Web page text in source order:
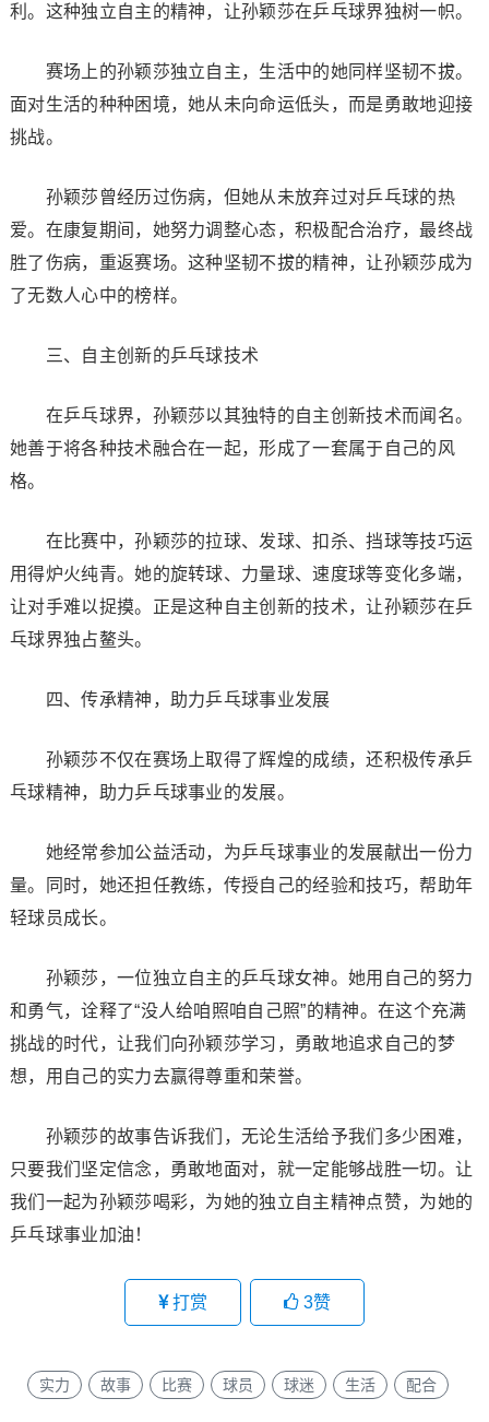
利。这种独立自主的精神，让孙颖莎在乒乓球界独树一帜。
赛场上的孙颖莎独立自主，生活中的她同样坚韧不拔。
面对生活的种种困境，她从未向命运低头，而是勇敢地迎接
挑战。
孙颖莎曾经历过伤病，但她从未放弃过对乒乓球的热
爱。在康复期间，她努力调整心态，积极配合治疗，最终战
胜了伤病，重返赛场。这种坚韧不拔的精神，让孙颖莎成为
了无数人心中的榜样。
三、自主创新的乒乓球技术
在乒乓球界，孙颖莎以其独特的自主创新技术而闻名。
她善于将各种技术融合在一起，形成了一套属于自己的风
格。
在比赛中，孙颖莎的拉球、发球、扣杀、挡球等技巧运
用得炉火纯青。她的旋转球、力量球、速度球等变化多端，
让对手难以捉摸。正是这种自主创新的技术，让孙颖莎在乒
乓球界独占鳌头。
四、传承精神，助力乒乓球事业发展
孙颖莎不仅在赛场上取得了辉煌的成绩，还积极传承乒
乓球精神，助力乒乓球事业的发展。
她经常参加公益活动，为乒乓球事业的发展献出一份力
量。同时，她还担任教练，传授自己的经验和技巧，帮助年
轻球员成长。
孙颖莎，一位独立自主的乒乓球女神。她用自己的努力
和勇气，诠释了“没人给咱照咱自己照”的精神。在这个充满
挑战的时代，让我们向孙颖莎学习，勇敢地追求自己的梦
想，用自己的实力去赢得尊重和荣誉。
孙颖莎的故事告诉我们，无论生活给予我们多少困难，
只要我们坚定信念，勇敢地面对，就一定能够战胜一切。让
我们一起为孙颖莎喝彩，为她的独立自主精神点赞，为她的
乒乓球事业加油！
打赏 3赞
实力 故事 比赛 球员 球迷 生活 配合